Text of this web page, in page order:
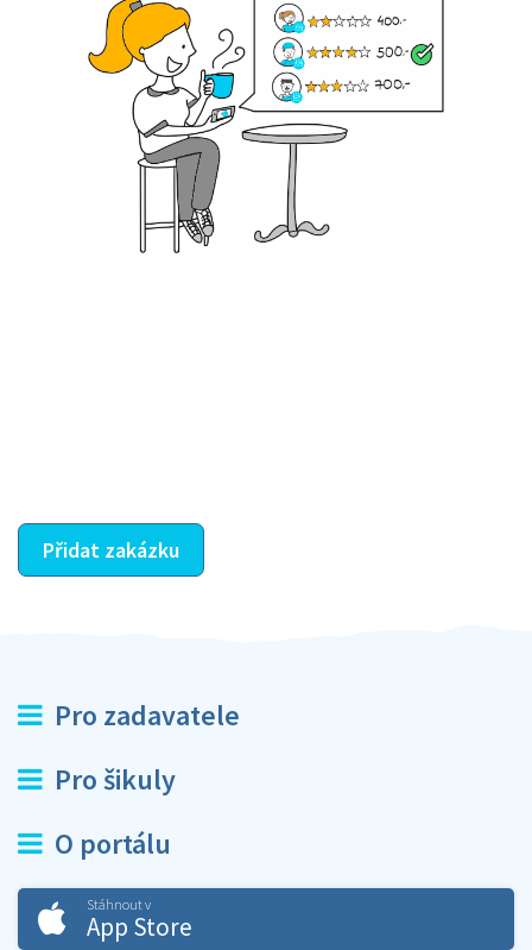
Přidat zakázku
Pro zadavatele
Pro šikuly
O portálu
Stáhnout v
App Store